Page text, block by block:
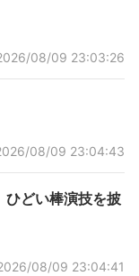
08/09 23:03:26
08/09 23:04:43
ひどい棒演技を披
08/09 23:04:41